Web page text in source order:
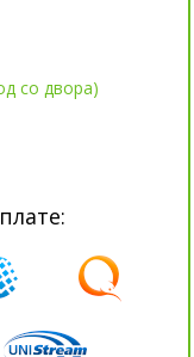
со двора)